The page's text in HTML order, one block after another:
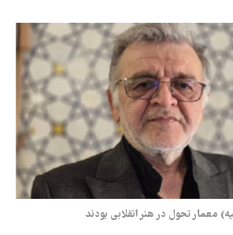
معمار تحول در هنر انقلابی بودند